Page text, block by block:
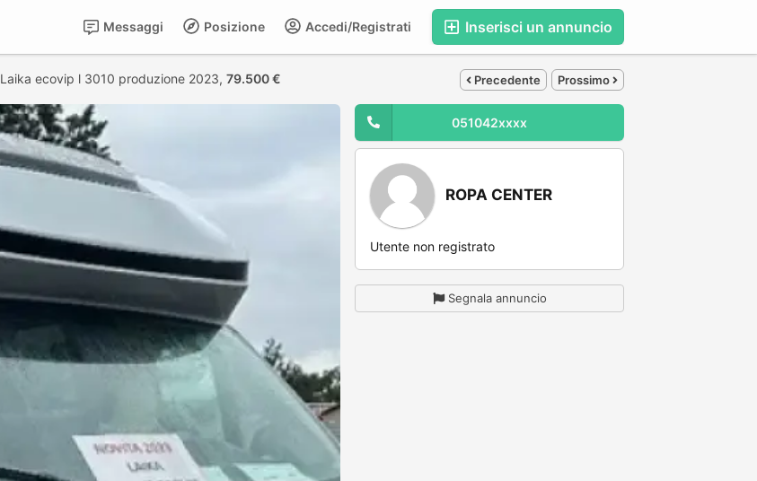
Inserisci un annuncio
Accedi/Registrati
Posizione
Messaggi
Laika ecovip l 3010 produzione 2023, 79.500 € Precedente Prossimo
051042xxxx
ROPA CENTER
Utente non registrato
Segnala annuncio